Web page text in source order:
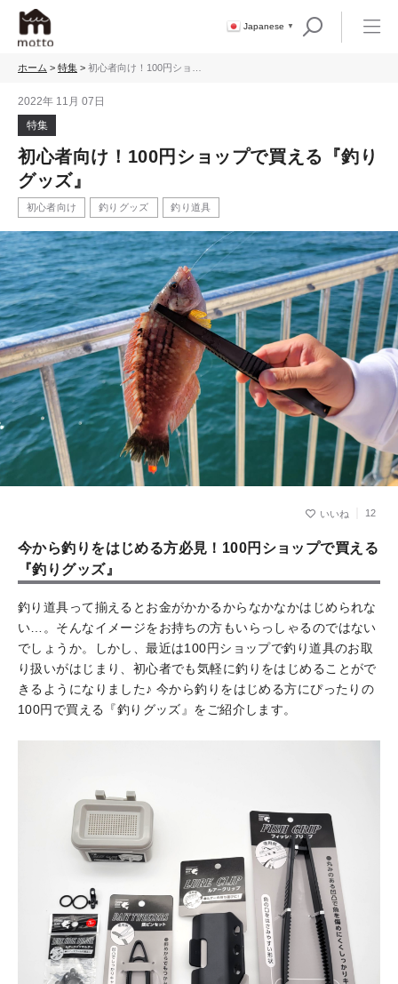
Japanese ▼
ホーム > 特集 > 初心者向け！100円ショッ
2022年 11月 07日
特集
初心者向け！100円ショップで買える『釣り
グッズ』
初心者向け 釣りグッズ 釣り道具
12
今から釣りをはじめる方必見！100円ショップで買える
『釣りグッズ』
釣り道具って揃えるとお金がかかるからなかなかはじめられな
い…。そんなイメージをお持ちの方もいらっしゃるのではない
でしょうか。しかし、最近は100円ショップで釣り道具のお取
り扱いがはじまり、初心者でも気軽に釣りをはじめることがで
きるようになりました♪ 今から釣りをはじめる方にぴったりの
100円で買える『釣りグッズ』をご紹介します。